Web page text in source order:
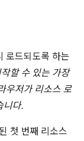
로드되도록 하는
할 수 있는 가장
우저가 리소스 로
니다.
첫 번째 리소스